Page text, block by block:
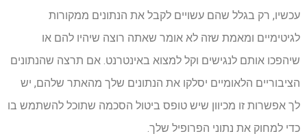
עכשיו, רק בגלל שהם עשויים לקבל את הנתונים ממקורות
לגיטימיים ומאמת שזה לא אומר שאתה רוצה שיהיו להם או
שיהפכו אותם לנגישים וקל למצוא באינטרנט. אם תרצה שהנתונים
הציבוריים הלאומיים יסלקו את הנתונים שלך מהאתר שלהם, יש
לך אפשרות זו מכיוון שיש טופס ביטול הסכמה שתוכל להשתמש בו
כדי למחוק את נתוני הפרופיל שלך.